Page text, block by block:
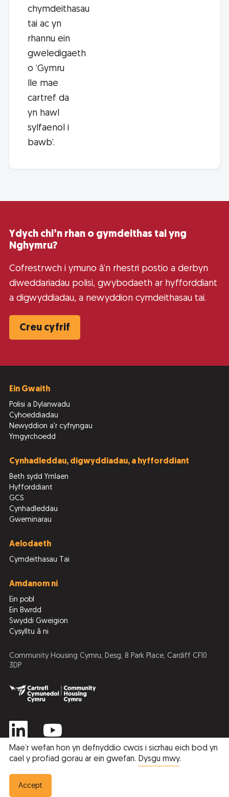
chymdeithasau
tai ac yn
rhannu ein
gweledigaeth
o ‘Gymru
lle mae
cartref da
yn hawl
sylfaenol i
bawb’.
Ydych chi’n rhan o gymdeithas tai yng
Nghymru?
Cofrestrwch i ymuno â’n rhestri postio a derbyn
diweddariadau polisi, gwybodaeth ar hyfforddiant
a digwyddiadau, a newyddion cymdeithasau tai.
Creu cyfrif
Ein Gwaith
Polisi a Dylanwadu
Cyhoeddiadau
Newyddion a'r cyfryngau
Ymgyrchoedd
Cynhadleddau, digwyddiadau, a hyfforddiant
Beth sydd Ymlaen
Hyfforddiant
GCS
Cynhadleddau
Gweminarau
Aelodaeth
Cymdeithasau Tai
Amdanom ni
Ein pobl
Ein Bwrdd
Swyddi Gweigion
Cysylltu â ni
Community Housing Cymru, Desg, 8 Park Place, Cardiff CF10
3DP
Privacy Policy Cookie Policy
Mae’r wefan hon yn defnyddio cwcis i sicrhau eich bod yn
cael y profiad gorau ar ein gwefan. Dysgu mwy.
Accept